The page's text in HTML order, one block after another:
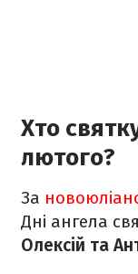
Хто
лютого?
За
Дні ангела
Олексій та